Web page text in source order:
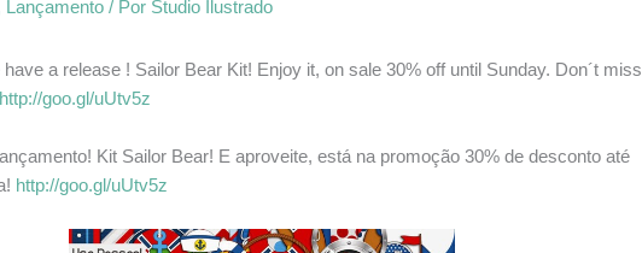
Lançamento / Por Studio Ilustrado
a release ! Sailor Bear Kit! Enjoy it, on sale 30% off until Sunday. Don´t miss
http://goo.gl/uUtv5z
Kit Sailor Bear! E aproveite, está na promoção 30% de desconto até
http://goo.gl/uUtv5z